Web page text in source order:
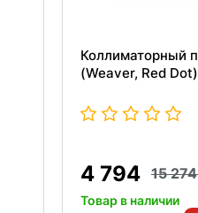
Коллиматорный
(Weaver, Red Dot)
4 794 15
Товар в наличии